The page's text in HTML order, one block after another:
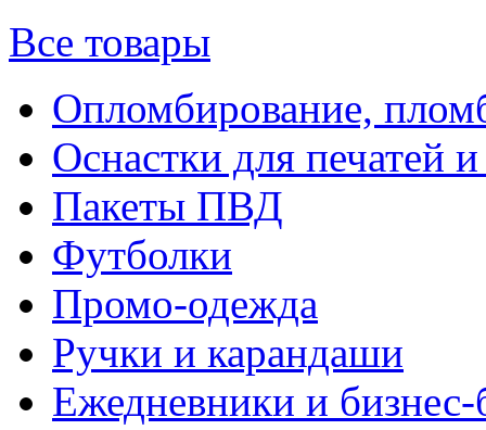
Все товары
Опломбирование,
Оснастки для печатей
Пакеты ПВД
Футболки
Промо-одежда
Ручки и карандаши
Ежедневники и